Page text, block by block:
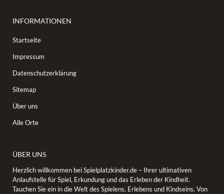
INFORMATIONEN
Startseite
Impressum
Datenschutzerklärung
Sitemap
Über uns
Alle Orte
ÜBER UNS
Herzlich willkommen bei Spielplatzkinder.de – Ihrer ultimativen
Anlaufstelle für Spiel, Erkundung und das Erleben der Kindheit.
Tauchen Sie ein in die Welt des Spielens, Erlebens und Kindseins. Von